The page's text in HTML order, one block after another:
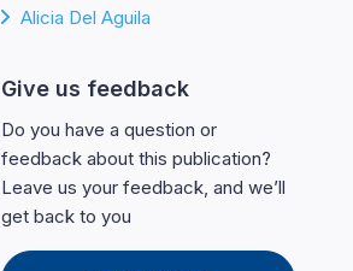
Alicia Del Aguila
Give us feedback
Do you have a question or
feedback about this publication?
Leave us your feedback, and we’ll
get back to you